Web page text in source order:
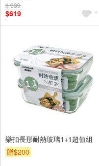
$ 939
$619
樂扣長形耐熱玻璃1+1超值組
贈$200